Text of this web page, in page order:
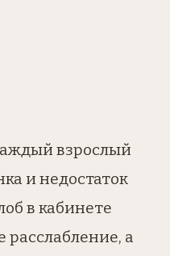
взрослый
и недостаток
в кабинете
расслабление, а